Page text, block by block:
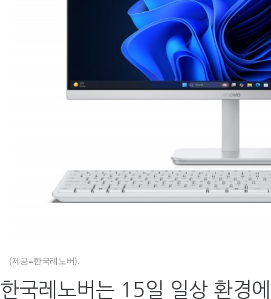
(제공=한국레노버).
한국레노버는 15일 일상 환경